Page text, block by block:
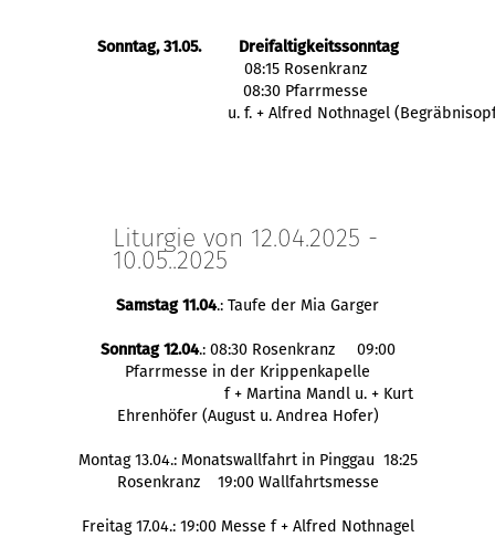
Sonntag, 31.05.
Dreifaltigkeitssonntag
  08:15 Rosenkranz
  08:30 Pfarrmesse
u. f. + Alfred Nothnagel
Liturgie von 12.04.2025 -
10.05..2025
Samstag 11.04.: Taufe der Mia Garger
Sonntag 12.04.: 08:30 Rosenkranz 09:00
Pfarrmesse in der Krippenkapelle
f + Martina Mandl u. + Kurt
Ehrenhöfer (August u. Andrea Hofer)
Montag 13.04.: Monatswallfahrt in Pinggau 18:25
Rosenkranz 19:00 Wallfahrtsmesse
Freitag 17.04.: 19:00 Messe f + Alfred Nothnagel